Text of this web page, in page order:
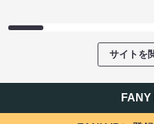
サイトを
FANY